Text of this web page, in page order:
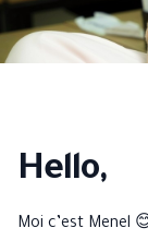
Hello,
Moi c’est Menel